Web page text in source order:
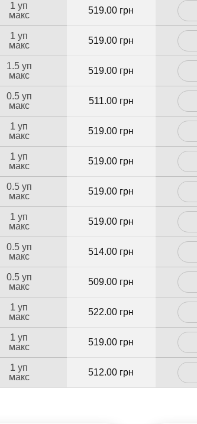
1 уп
макс
519.00 грн
1 уп
макс
519.00 грн
1.5 уп
макс
519.00 грн
0.5 уп
макс
511.00 грн
1 уп
макс
519.00 грн
1 уп
макс
519.00 грн
0.5 уп
макс
519.00 грн
1 уп
макс
519.00 грн
0.5 уп
макс
514.00 грн
0.5 уп
макс
509.00 грн
1 уп
макс
522.00 грн
1 уп
макс
519.00 грн
1 уп
макс
512.00 грн